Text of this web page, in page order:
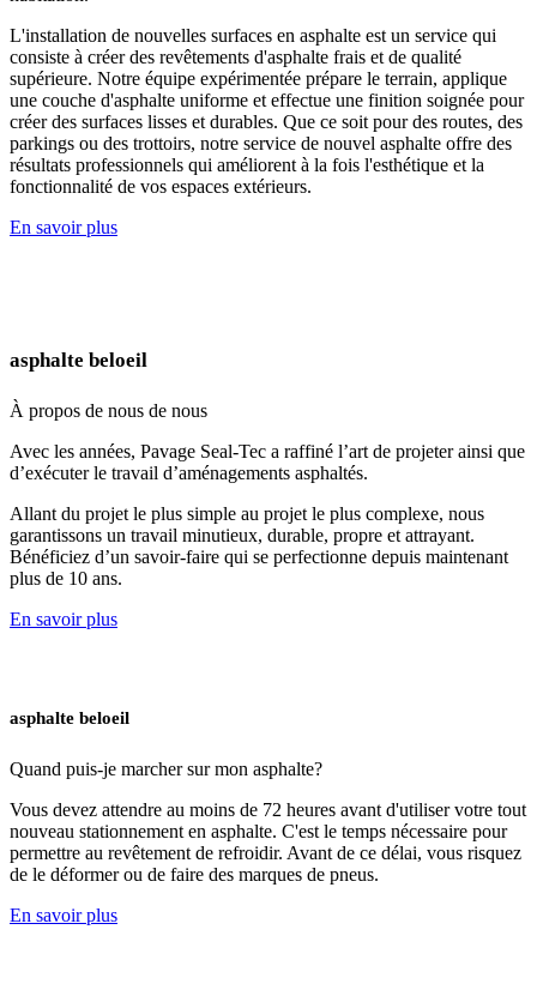
L'installation de nouvelles surfaces en asphalte est un service qui
consiste à créer des revêtements d'asphalte frais et de qualité
supérieure. Notre équipe expérimentée prépare le terrain, applique
une couche d'asphalte uniforme et effectue une finition soignée pour
créer des surfaces lisses et durables. Que ce soit pour des routes, des
parkings ou des trottoirs, notre service de nouvel asphalte offre des
résultats professionnels qui améliorent à la fois l'esthétique et la
fonctionnalité de vos espaces extérieurs.
En savoir plus
asphalte beloeil
À propos de nous de nous
Avec les années, Pavage Seal-Tec a raffiné l’art de projeter ainsi que
d’exécuter le travail d’aménagements asphaltés.
Allant du projet le plus simple au projet le plus complexe, nous
garantissons un travail minutieux, durable, propre et attrayant.
Bénéficiez d’un savoir-faire qui se perfectionne depuis maintenant
plus de 10 ans.
En savoir plus
asphalte beloeil
Quand puis-je marchersur mon asphalte?
Vous devez attendre au moins de 72 heures avant d'utiliser votre tout
nouveau stationnement en asphalte. C'est le temps nécessaire pour
permettre au revêtement de refroidir. Avant de ce délai, vous risquez
de le déformer ou de faire des marques de pneus.
En savoir plus